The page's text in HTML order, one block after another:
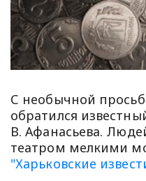
С необычной
обратился
В. Афанасьева.
театром мелкими
"Харьковские